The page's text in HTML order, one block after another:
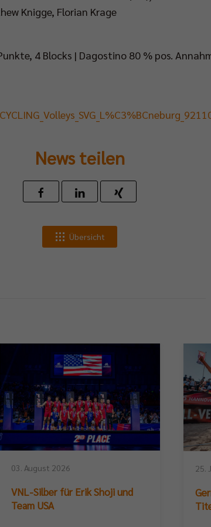
Knigge, Florian Krage
4 Blocks | Dagostino 80 % pos.
News teilen
Übersicht
03. August 2026
VNL-Silber für Erik Shoji und
Team USA
25.